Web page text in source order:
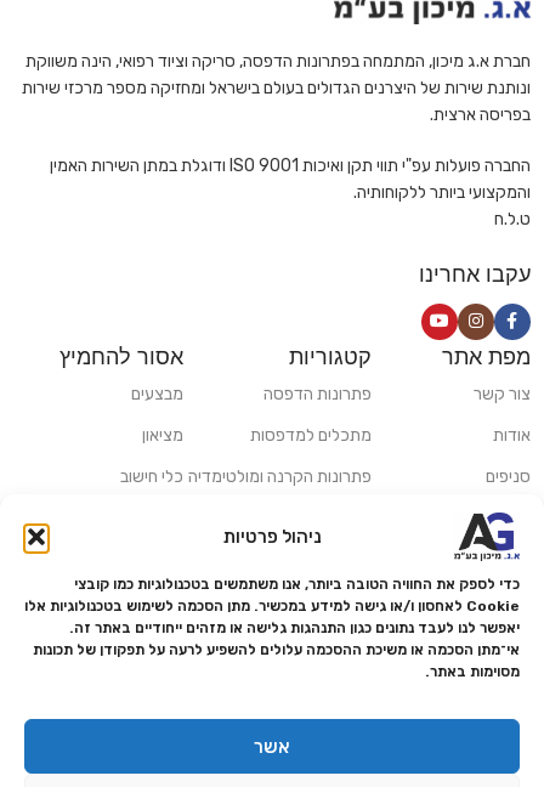
ניהול פרטיות
כדי לספק את החוויה הטובה ביותר, אנו משתמשים בטכנולוגיות כמו קובצי
Cookie לאחסון ו/או גישה למידע במכשיר. מתן הסכמה לשימוש בטכנולוגיות אלו
יאפשר לנו לעבד נתונים כגון התנהגות גלישה או מזהים ייחודיים באתר זה.
אי־מתן הסכמה או משיכת ההסכמה עלולים להשפיע לרעה על תפקודן של תכונות
מסוימות באתר.
אשר
חברת א.ג מיכון, המתמחה בפתרונות הדפסה, סריקה וציוד רפואי, הינה משווקת
ונותנת שירות של היצרנים הגדולים בעולם בישראל ומחזיקה מספר מרכזי שירות
בפריסה ארצית.
החברה פועלות עפ"י תווי תקן ואיכות ISO 9001 ודוגלת במתן השירות האמין
והמקצועי ביותר ללקוחותיה.
ט.ל.ח
עקבו אחרינו
מפת אתר
צור קשר
אודות
סניפים
משלוחים ואיסוף עצמי
מדריכים ומאמרים
מותגים
מעבדת תיקונים
הצהרת נגישות
מדיניות פרטיות
מדיניות החזרות והחזרים
קטגוריות
פתרונות הדפסה
מתכלים למדפסות
פתרונות הקרנה ומולטימדיה
פתרונות למגזר הרפואי
אסור להחמיץ
מבצעים
מציאון
כלי חישוב